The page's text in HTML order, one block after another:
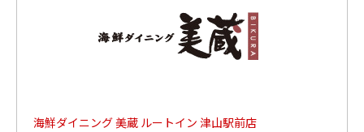
車いすでご利用ができる
海鮮ダイニング 美蔵 ルートイン 津山駅前店